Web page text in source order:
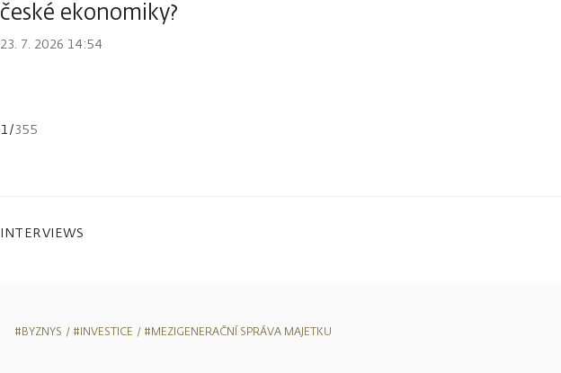
české ekonomiky?
23. 7. 2026 14:54
1/355
INTERVIEWS
#BYZNYS #INVESTICE #MEZIGENERAČNÍ SPRÁVA MAJETKU